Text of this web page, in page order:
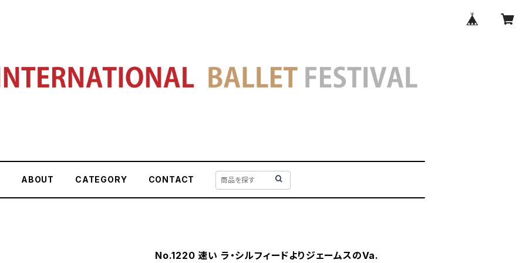
ABOUT CATEGORY CONTACT
No.1220 速い ラ・シルフィードよりジェームスのVa.